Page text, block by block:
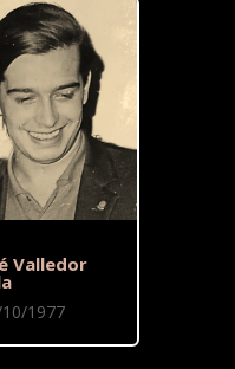
Valledor
1977